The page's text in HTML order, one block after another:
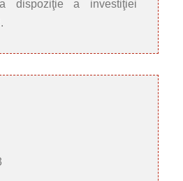
dispoziţie a investiţiei